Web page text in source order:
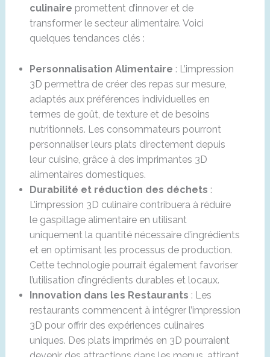
culinaire promettent d’innover et de
transformer le secteur alimentaire. Voici
quelques tendances clés :
Personnalisation Alimentaire : L’impression
3D permettra de créer des repas sur mesure,
adaptés aux préférences individuelles en
termes de goût, de texture et de besoins
nutritionnels. Les consommateurs pourront
personnaliser leurs plats directement depuis
leur cuisine, grâce à des imprimantes 3D
alimentaires domestiques.
Durabilité et réduction des déchets :
L’impression 3D culinaire contribuera à réduire
le gaspillage alimentaire en utilisant
uniquement la quantité nécessaire d’ingrédients
et en optimisant les processus de production.
Cette technologie pourrait également favoriser
l’utilisation d’ingrédients durables et locaux.
Innovation dans les Restaurants : Les
restaurants commencent à intégrer l’impression
3D pour offrir des expériences culinaires
uniques. Des plats imprimés en 3D pourraient